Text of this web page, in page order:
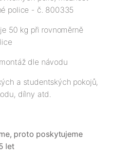
police - č. 800335
50 kg při rovnoměrně
dle návodu
a studentských pokojů,
dílny atd.
proto poskytujeme
let